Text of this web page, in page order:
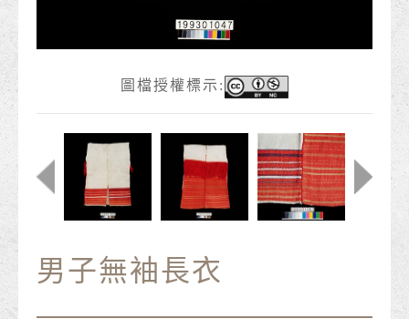
圖檔授權標示:
男子無袖長衣